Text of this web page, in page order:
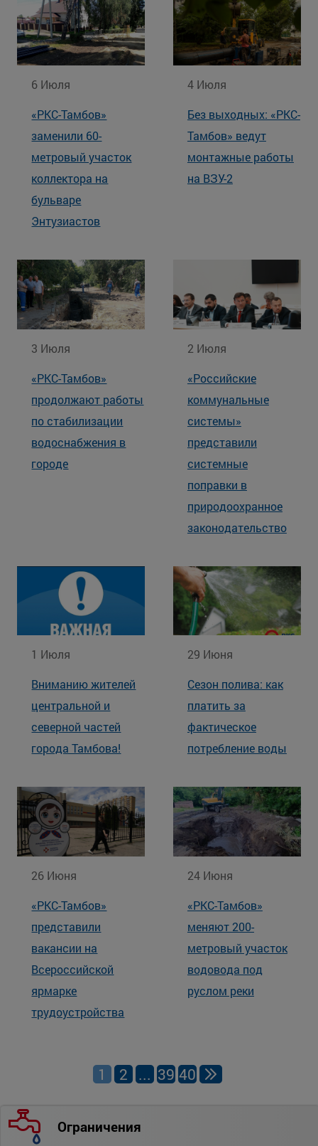
6 Июля
«РКС-Тамбов»
заменили 60-
метровый участок
коллектора на
бульваре
Энтузиастов
4 Июля
Без выходных: «РКС-
Тамбов» ведут
монтажные работы
на ВЗУ-2
3 Июля
«РКС-Тамбов»
продолжают работы
по стабилизации
водоснабжения в
городе
2 Июля
«Российские
коммунальные
системы»
представили
системные
поправки в
природоохранное
законодательство
1 Июля
Вниманию жителей
центральной и
северной частей
города Тамбова!
29 Июня
Сезон полива: как
платить за
фактическое
потребление воды
26 Июня
«РКС-Тамбов»
представили
вакансии на
Всероссийской
ярмарке
трудоустройства
24 Июня
«РКС-Тамбов»
меняют 200-
метровый участок
водовода под
руслом реки
1 2 ... 39 40
Ограничения